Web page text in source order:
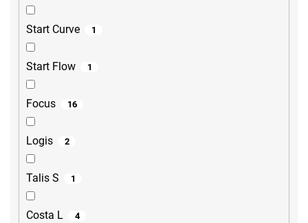
Start Curve 1
Start Flow 1
Focus 16
Logis 2
Talis S 1
Costa L 4